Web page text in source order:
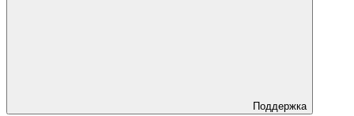
Поддержка